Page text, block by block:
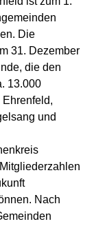
Die
31. Dezember
die den
13.000
und
Nach